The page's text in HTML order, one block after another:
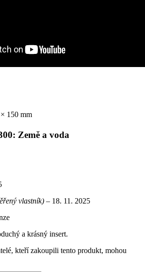
150 mm
Země a voda
vlastník) – 18. 11. 2025
a krásný insert.
kteří zakoupili tento produkt, mohou